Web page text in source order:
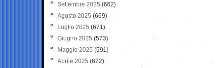
Settembre 2025 (662)
Agosto 2025 (669)
Luglio 2025 (671)
Giugno 2025 (573)
Maggio 2025 (591)
Aprile 2025 (622)